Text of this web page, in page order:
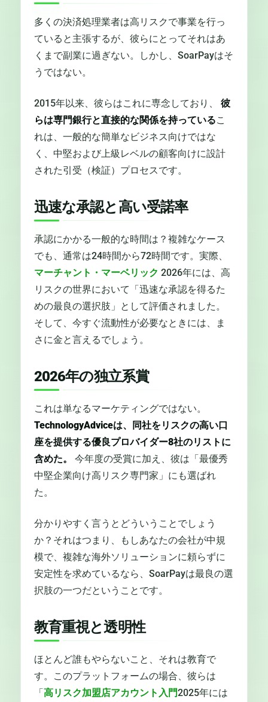
多くの決済処理業者は高リスクで事業を行っ
ていると主張するが、彼らにとってそれはあ
くまで副業に過ぎない。しかし、SoarPayはそ
うではない。
2015年以来、彼らはこれに専念しており、 彼
らは専門銀行と直接的な関係を持っているこ
れは、一般的な簡単なビジネス向けではな
く、中堅および上級レベルの顧客向けに設計
された引受（検証）プロセスです。
迅速な承認と高い受諾率
承認にかかる一般的な時間は？複雑なケース
でも、通常は24時間から72時間です。実際、
マーチャント・マーベリック 2026年には、高
リスクの世界において「迅速な承認を得るた
めの最良の選択肢」として評価されました。
そして、今すぐ流動性が必要なときには、ま
さに金と言えるでしょう。
2026年の独立系賞
これは単なるマーケティングではない。
TechnologyAdviceは、同社をリスクの高い口
座を提供する優良プロバイダー8社のリストに
含めた。
今年度の受賞に加え、彼は「最優秀
中堅企業向け高リスク専門家」にも選ばれ
た。
分かりやすく言うとどういうことでしょう
か？それはつまり、もしあなたの会社が中規
模で、複雑な海外ソリューションに頼らずに
安定性を求めているなら、SoarPayは最良の選
択肢の一つだということです。
教育重視と透明性
ほとんど誰もやらないこと、それは教育で
す。このプラットフォームの場合、彼らは
「高リスク加盟店アカウント入門2025年には